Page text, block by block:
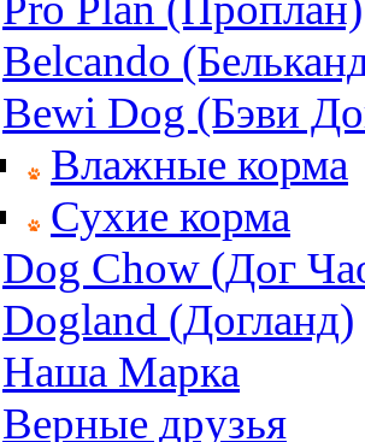
Belcando
Bewi Dog (Бэви
Влажные корма
Сухие корма
Dog Chow (Дог
Dogland (Догланд)
Наша Марка
Верные друзья